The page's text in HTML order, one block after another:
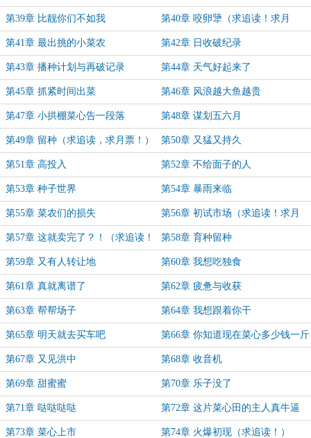
第39章 比靓你们不如我 第40章 咬卵犟（求追读！求月
票！）
第41章 最出挑的小菜农 第42章 日收破纪录
第43章 播种计划与再破记录 第44章 天气好起来了
第45章 抓紧时间出菜 第46章 风浪越大鱼越贵
第47章 小拱棚菜心告一段落 第48章 谋划五六月
第49章 留种（求追读，求月票！） 第50章 又猛又持久
第51章 高投入 第52章 不给面子的人
第53章 种子世界 第54章 暴雨来临
第55章 菜农们的损失 第56章 初试市场（求追读！求月
票！）
第57章 这就卖完了？！（求追读！
求月票！）
第58章 育种留种
第59章 又有人转让地 第60章 我想吃独食
第61章 真就离谱了 第62章 疲惫与收获
第63章 帮帮场子 第64章 我想跟着你干
第65章 明天就去买车吧 第66章 你知道现在菜心多少钱一斤
吗？
第67章 又见洪中 第68章 收音机
第69章 甜蜜蜜 第70章 乐子没了
第71章 哒哒哒哒 第72章 这片菜心田的主人真牛逼
第73章 菜心上市 第74章 火爆初现（求追读！）